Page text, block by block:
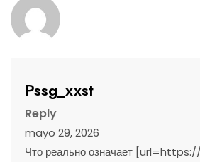
Pssg_xxst
Reply
mayo 29, 2026
Что реально означает